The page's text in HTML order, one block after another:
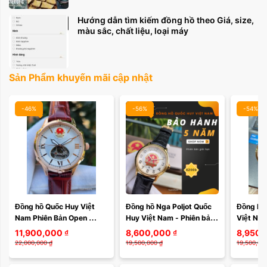
Hướng dẫn tìm kiếm đồng hồ theo Giá, size,
màu sắc, chất liệu, loại máy
Sản Phẩm khuyến mãi cập nhật
-46%
Đồng hồ Quốc Huy Việt
Nam Phiên Bản Open
Heart Vỏ Mạ Vàng hồng
252VN233
11,900,000 ₫
22,000,000 ₫
-56%
Đồng hồ Nga Poljot Quốc
Huy Việt Nam - Phiên bản
Limited đặc biệt 100 cái
duy nhất 252VN130
8,600,000 ₫
19,500,000 ₫
-54%
Đồng hồ
Việt
hạn 2
dây da